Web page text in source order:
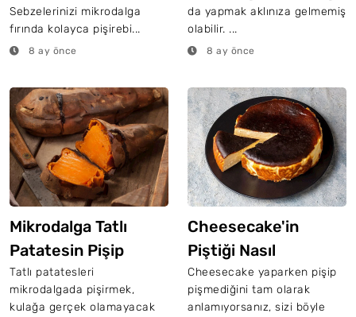
Sebzelerinizi mikrodalga
fırında kolayca pişirebi...
8 ay önce
da yapmak aklınıza gelmemiş
olabilir. ...
8 ay önce
Mikrodalga Tatlı
Patatesin Pişip
Pişmediğini Nasıl
Anlarsınız?
Tatlı patatesleri
mikrodalgada pişirmek,
kulağa gerçek olamayacak
Cheesecake'in
Piştiği Nasıl
Anlaşılır?
Cheesecake yaparken pişip
pişmediğini tam olarak
anlamıyorsanız, sizi böyle